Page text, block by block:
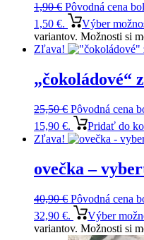
1,90€ Pôvodná cena
1,50 €.
Výber
variantov. Možnosti si
Zľava!
„čokoládové“
25,50€ Pôvodná cena
15,90 €.
Pridať do
Zľava!
ovečka –
40,90€ Pôvodná cena
32,90 €.
Výber
variantov. Možnosti si